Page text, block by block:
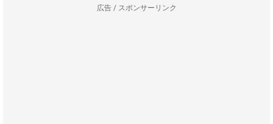
広告 / スポンサーリンク